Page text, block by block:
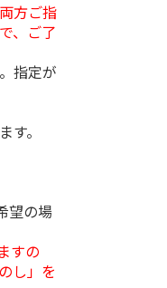
方ご指
、ご了
指定が
。
望の場
すの
し」を